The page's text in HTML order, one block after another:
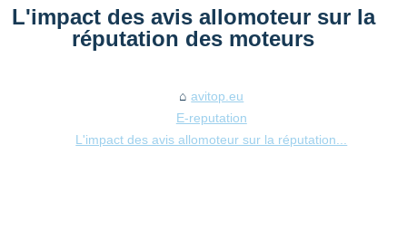
L'impact des avis allomoteur sur la
réputation des moteurs
avitop.eu
E-reputation
L'impact des avis allomoteur sur la réputation...